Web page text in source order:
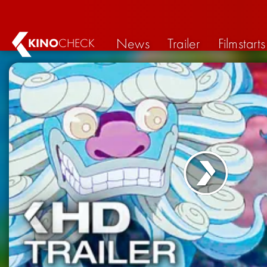
KINOCHECK News Trailer Filmstarts